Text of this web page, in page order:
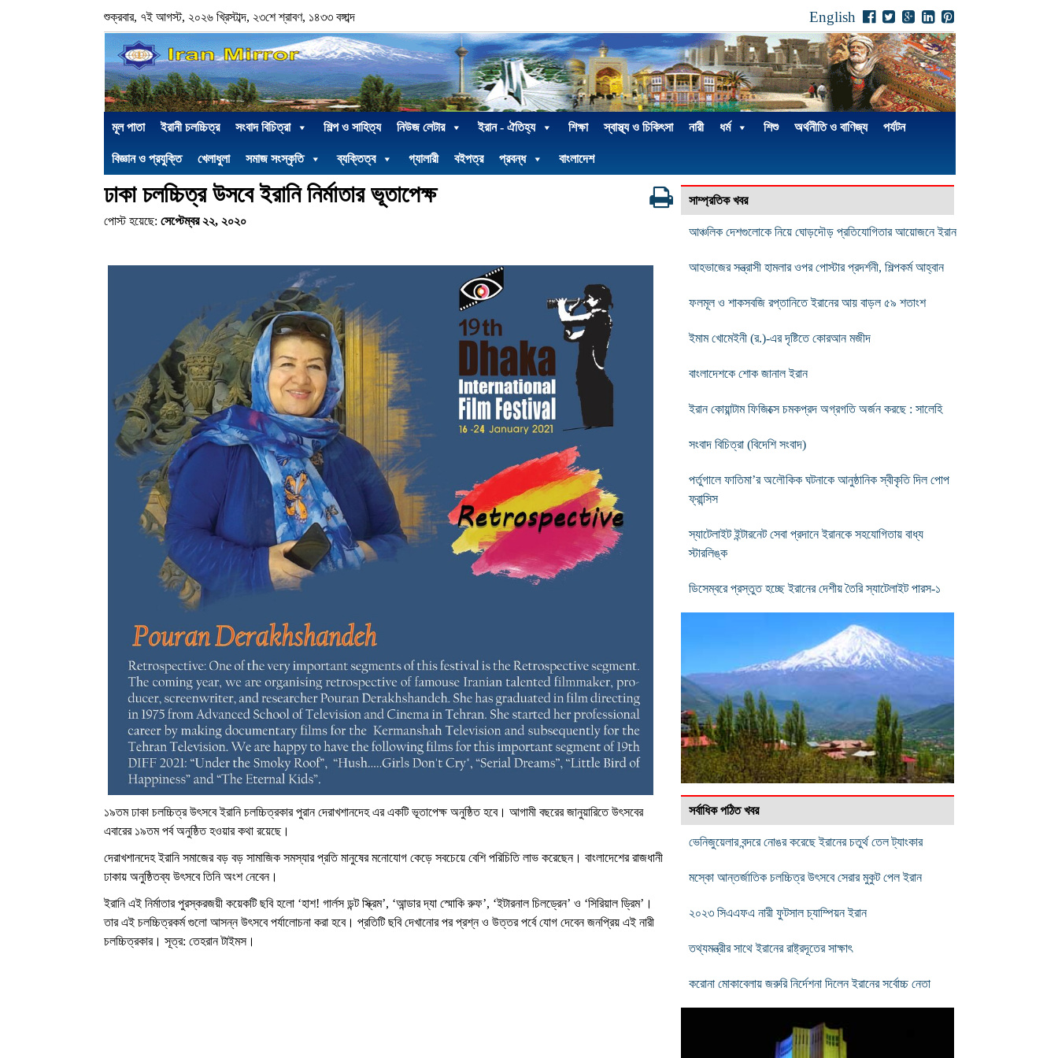
শুক্রবার, ৭ই আগস্ট, ২০২৬ খ্রিস্টাব্দ, ২৩শে শ্রাবণ, ১৪৩৩ বঙ্গাব্দ English
মূল পাতা ইরানী চলচ্চিত্র সংবাদ বিচিত্রা শিল্প ও সাহিত্য নিউজ লেটার ইরান - ঐতিহ্য শিক্ষা স্বাস্থ্য ও চিকিৎসা নারী ধর্ম শিশু অর্থনীতি ও বাণিজ্য পর্যটন
বিজ্ঞান ও প্রযুক্তি খেলাধুলা সমাজ সংস্কৃতি ব্যক্তিত্ব গ্যালারী বইপত্র প্রবন্ধ বাংলাদেশ
ঢাকা চলচ্চিত্র উসবে ইরানি নির্মাতার ভূতাপেক্ষ
পোস্ট হয়েছে: সেপ্টেম্বর ২২, ২০২০
১৯তম ঢাকা চলচ্চিত্র উৎসবে ইরানি চলচ্চিত্রকার পুরান দেরাখশানদেহ এর একটি ভূতাপেক্ষ অনুষ্ঠিত হবে। আগামী বছরের জানুয়ারিতে উৎসবের
এবারের ১৯তম পর্ব অনুষ্ঠিত হওয়ার কথা রয়েছে।
দেরাখশানদেহ ইরানি সমাজের বড় বড় সামাজিক সমস্যার প্রতি মানুষের মনোযোগ কেড়ে সবচেয়ে বেশি পরিচিতি লাভ করেছেন। বাংলাদেশের রাজধানী
ঢাকায় অনুষ্ঠিতব্য উৎসবে তিনি অংশ নেবেন।
ইরানি এই নির্মাতার পুরস্করজয়ী কয়েকটি ছবি হলো ‘হাশ! গার্লস ডন্ট স্ক্রিম’, ‘আন্ডার দ্যা স্মোকি রুফ’, ‘ইটারনাল চিলড্রেন’ ও ‘সিরিয়াল ড্রিম’।
তার এই চলচ্চিত্রকর্ম গুলো আসন্ন উৎসবে পর্যালোচনা করা হবে। প্রতিটি ছবি দেখানোর পর প্রশ্ন ও উত্তর পর্বে যোগ দেবেন জনপ্রিয় এই নারী
চলচ্চিত্রকার। সূত্র: তেহরান টাইমস।
সাম্প্রতিক খবর
আঞ্চলিক দেশগুলোকে নিয়ে ঘোড়দৌড় প্রতিযোগিতার আয়োজনে ইরান
আহভাজের সন্ত্রাসী হামলার ওপর পোস্টার প্রদর্শনী, শিল্পকর্ম আহ্বান
ফলমূল ও শাকসবজি রপ্তানিতে ইরানের আয় বাড়ল ৫৯ শতাংশ
ইমাম খোমেইনী (র.)-এর দৃষ্টিতে কোরআন মজীদ
বাংলাদেশকে শোক জানাল ইরান
ইরান কোয়ান্টাম ফিজিক্সে চমকপ্রদ অগ্রগতি অর্জন করছে : সালেহি
সংবাদ বিচিত্রা (বিদেশি সংবাদ)
পর্তুগালে ফাতিমা’র অলৌকিক ঘটনাকে আনুষ্ঠানিক স্বীকৃতি দিল পোপ
ফ্রান্সিস
স্যাটেলাইট ইন্টারনেট সেবা প্রদানে ইরানকে সহযোগিতায় বাধ্য
স্টারলিঙ্ক
ডিসেম্বরে প্রস্তুত হচ্ছে ইরানের দেশীয় তৈরি স্যাটেলাইট পারস-১
সর্বাধিক পঠিত খবর
ভেনিজুয়েলার বন্দরে নোঙর করেছে ইরানের চতুর্থ তেল ট্যাংকার
মস্কো আন্তর্জাতিক চলচ্চিত্র উৎসবে সেরার মুকুট পেল ইরান
২০২৩ সিএএফএ নারী ফুটসাল চ্যাম্পিয়ন ইরান
তথ্যমন্ত্রীর সাথে ইরানের রাষ্ট্রদূতের সাক্ষাৎ
করোনা মোকাবেলায় জরুরি নির্দেশনা দিলেন ইরানের সর্বোচ্চ নেতা